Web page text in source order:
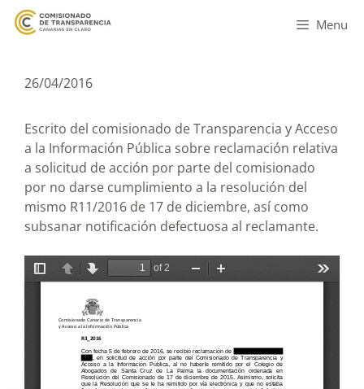
Menu
26/04/2016
Escrito del comisionado de Transparencia y Acceso
a la Información Pública sobre reclamación relativa
a solicitud de acción por parte del comisionado
por no darse cumplimiento a la resolución del
mismo R11/2016 de 17 de diciembre, así como
subsanar notificación defectuosa al reclamante.